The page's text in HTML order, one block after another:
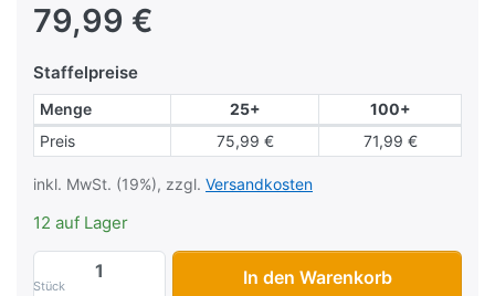
79,99 €
Staffelpreise
Staffelpreise
Menge 25+
100+
Preis
75,99 € 71,99 €
inkl. MwSt. (19%), zzgl. Versandkosten
12 auf Lager
Stück
Magnetic Mic Conversion Kit zu 79,99 €,
In den Warenkorb